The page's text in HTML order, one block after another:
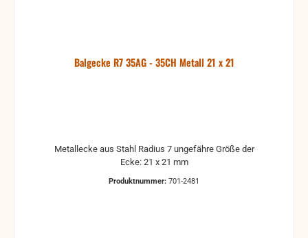
Balgecke R7 35AG - 35CH Metall 21 x 21
Metallecke aus Stahl Radius 7 ungefähre Größe der
Ecke: 21 x 21 mm
Produktnummer: 701-2481